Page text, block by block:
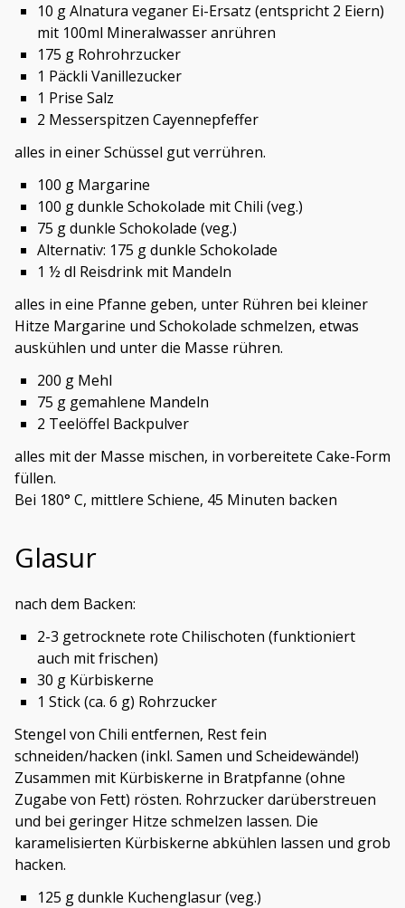
10 g Alnatura veganer Ei-Ersatz (entspricht 2 Eiern)
mit 100ml Mineralwasser anrühren
175 g Rohrohrzucker
1 Päckli Vanillezucker
1 Prise Salz
2 Messerspitzen Cayennepfeffer
alles in einer Schüssel gut verrühren.
100 g Margarine
100 g dunkle Schokolade mit Chili (veg.)
75 g dunkle Schokolade (veg.)
Alternativ: 175 g dunkle Schokolade
1 ½ dl Reisdrink mit Mandeln
alles in eine Pfanne geben, unter Rühren bei kleiner
Hitze Margarine und Schokolade schmelzen, etwas
auskühlen und unter die Masse rühren.
200 g Mehl
75 g gemahlene Mandeln
2 Teelöffel Backpulver
alles mit der Masse mischen, in vorbereitete Cake-Form
füllen.
Bei 180° C, mittlere Schiene, 45 Minuten backen
Glasur
nach dem Backen:
2-3 getrocknete rote Chilischoten (funktioniert
auch mit frischen)
30 g Kürbiskerne
1 Stick (ca. 6 g) Rohrzucker
Stengel von Chili entfernen, Rest fein
schneiden/hacken (inkl. Samen und Scheidewände!)
Zusammen mit Kürbiskerne in Bratpfanne (ohne
Zugabe von Fett) rösten. Rohrzucker darüberstreuen
und bei geringer Hitze schmelzen lassen. Die
karamelisierten Kürbiskerne abkühlen lassen und grob
hacken.
125 g dunkle Kuchenglasur (veg.)